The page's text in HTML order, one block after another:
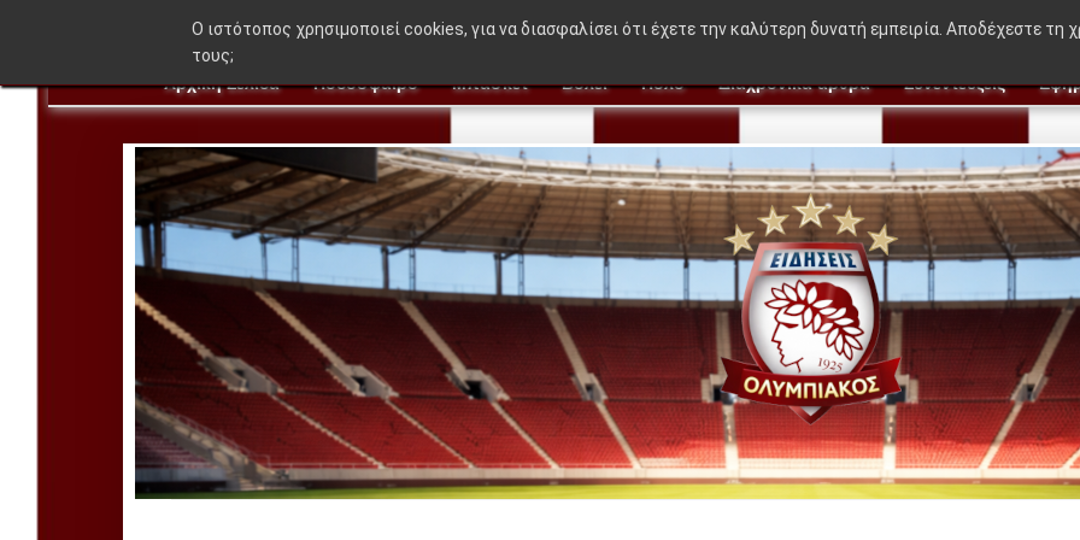
Αρχική Σελίδα Ποδόσφαιρο Μπάσκετ Βόλεϊ Πόλο Διαχρονικά άρθρα Συνεντεύξεις
🔥 BREAKING NEWS: "Η ιδέα που δεν βγήκε στον
O ιστότοπος χρησιμοποιεί cookies, για να διασφαλίσει ότι έχετε την καλύτερη δυνατή εμπειρία. Αποδέχεστε τη
τους;